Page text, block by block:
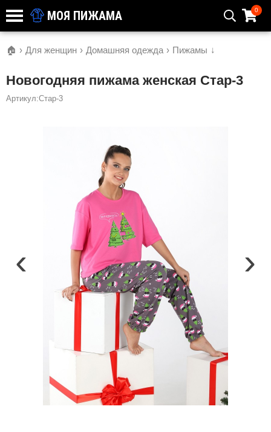
МОЯ ПИЖАМА 0
🏠 › Для женщин › Домашняя одежда › Пижамы ↓
Новогодняя пижама женская Стар-3
Артикул:Стар-3
‹ ›